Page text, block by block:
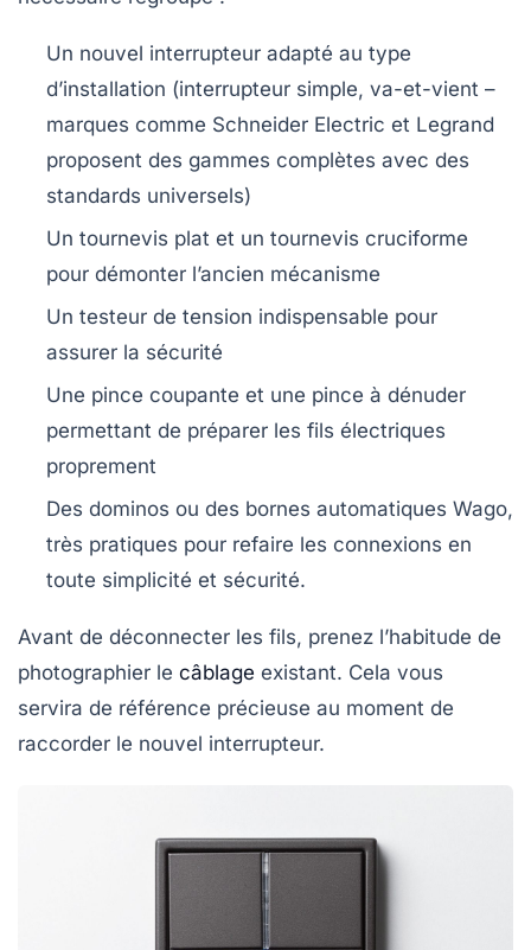
Un nouvel interrupteur adapté au type
d’installation (interrupteur simple, va-et-vient –
marques comme Schneider Electric et Legrand
proposent des gammes complètes avec des
standards universels)
Un tournevis plat et un tournevis cruciforme
pour démonter l’ancien mécanisme
Un testeur de tension indispensable pour
assurer la sécurité
Une pince coupante et une pince à dénuder
permettant de préparer les fils électriques
proprement
Des dominos ou des bornes automatiques Wago,
très pratiques pour refaire les connexions en
toute simplicité et sécurité.
Avant de déconnecter les fils, prenez l’habitude de
photographier le câblage existant. Cela vous
servira de référence précieuse au moment de
raccorder le nouvel interrupteur.